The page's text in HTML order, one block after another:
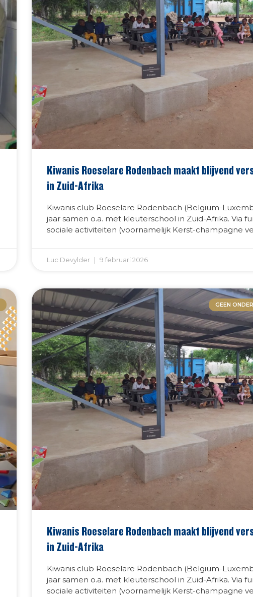
Kiwanis Roeselare Rodenbach maakt blijvend
in Zuid-Afrika
Kiwanis club Roeselare Rodenbach (Belgium-
jaar samen o.a. met kleuterschool in Zuid-Afrika. Via
sociale activiteiten (voornamelijk Kerst-champagne
Luc Devylder 9 februari 2026
GEEN
Kiwanis Roeselare Rodenbach maakt blijvend
in Zuid-Afrika
Kiwanis club Roeselare Rodenbach (Belgium-
jaar samen o.a. met kleuterschool in Zuid-Afrika. Via
sociale activiteiten (voornamelijk Kerst-champagne